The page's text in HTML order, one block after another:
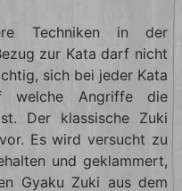
Techniken in der
zur Kata darf nicht
sich bei jeder Kata
welche Angriffe die
Der klassische Zuki
Es wird versucht zu
und geklammert,
Gyaku Zuki aus dem